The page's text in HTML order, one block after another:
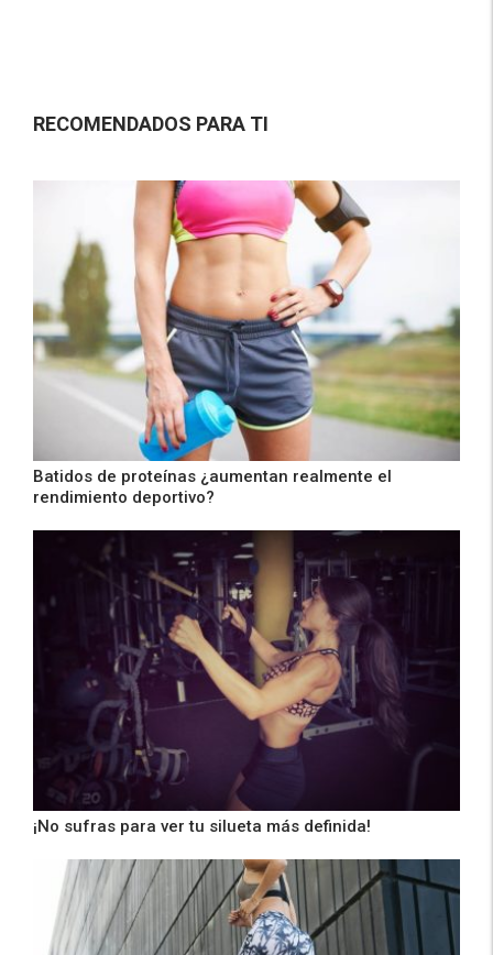
RECOMENDADOS PARA TI
Batidos de proteínas ¿aumentan realmente el
rendimiento deportivo?
¡No sufras para ver tu silueta más definida!